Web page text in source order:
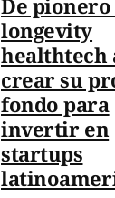
longevity
healthtech
crear su
fondo para
invertir en
startups